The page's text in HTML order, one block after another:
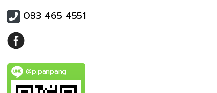
083 465 4551
@p.panpang